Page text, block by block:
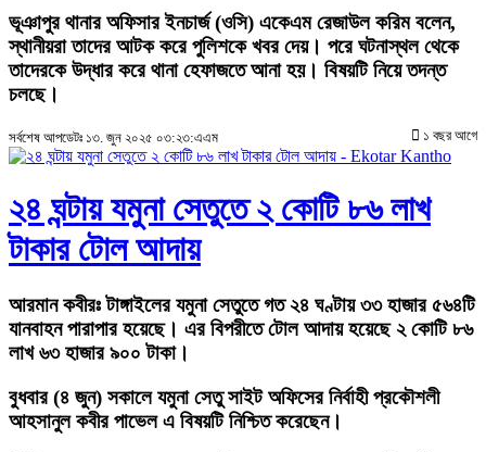
ভূঞাপুর থানার অফিসার ইনচার্জ (ওসি) একেএম রেজাউল করিম বলেন,
স্থানীয়রা তাদের আটক করে পুলিশকে খবর দেয়। পরে ঘটনাস্থল থেকে
তাদেরকে উদ্ধার করে থানা হেফাজতে আনা হয়। বিষয়টি নিয়ে তদন্ত
চলছে।
সর্বশেষ আপডেটঃ ১৩. জুন ২০২৫ ০৩:২৩:এএম ১ বছর আগে
২৪ ঘন্টায় যমুনা সেতুতে ২ কোটি ৮৬ লাখ
টাকার টোল আদায়
আরমান কবীরঃটাঙ্গাইলের যমুনা সেতুতে গত ২৪ ঘণ্টায় ৩৩ হাজার ৫৬৪টি
যানবাহন পারাপার হয়েছে। এর বিপরীতে টোল আদায় হয়েছে ২ কোটি ৮৬
লাখ ৬৩ হাজার ৯০০ টাকা।
বুধবার (৪ জুন) সকালে যমুনা সেতু সাইট অফিসের নির্বাহী প্রকৌশলী
আহসানুল কবীর পাভেল এ বিষয়টি নিশ্চিত করেছেন।